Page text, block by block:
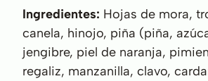
Ingredientes: Hojas de mora,
canela, hinojo, piña (piña,
jengibre, piel de naranja,
regaliz, manzanilla, clavo,